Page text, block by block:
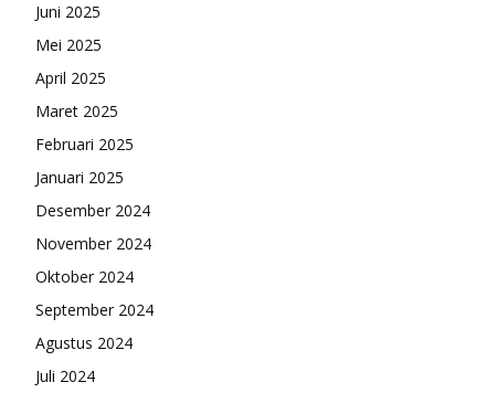
Juni 2025
Mei 2025
April 2025
Maret 2025
Februari 2025
Januari 2025
Desember 2024
November 2024
Oktober 2024
September 2024
Agustus 2024
Juli 2024